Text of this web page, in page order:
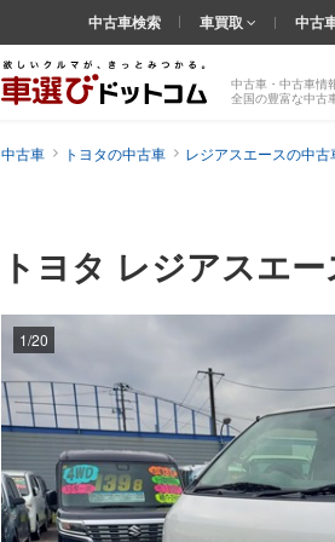
中古車・中古車情
全国の豊富な中古
中古車検索 車買取 中古
中古車 トヨタの中古車 レジアスエースの中古
トヨタ レジアスエ
1/20
画像